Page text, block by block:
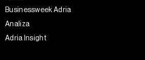
Businessweek Adria
Analiza
Adria Insight